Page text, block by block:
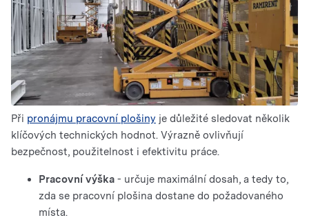
Při pronájmu pracovní plošiny je důležité sledovat několik
klíčových technických hodnot. Výrazně ovlivňují
bezpečnost, použitelnost i efektivitu práce.
Pracovní výška - určuje maximální dosah, a tedy to,
zda se pracovní plošina dostane do požadovaného
místa.